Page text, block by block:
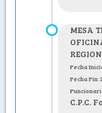
MESA
Fecha
Fecha Fin:
C.P.C.